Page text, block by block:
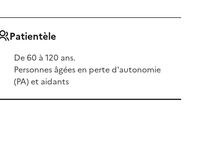
Patientèle
De 60 à 120 ans.
Personnes âgées en perte d'autonomie
(PA) et aidants